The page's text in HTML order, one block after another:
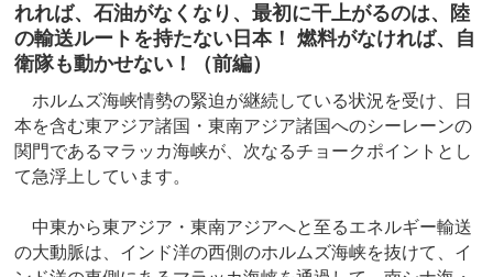
れれば、石油がなくなり、最初に干上がるのは、陸
の輸送ルートを持たない日本！ 燃料がなければ、自
衛隊も動かせない！（前編）
ホルムズ海峡情勢の緊迫が継続している状況を受け、日
本を含む東アジア諸国・東南アジア諸国へのシーレーンの
関門であるマラッカ海峡が、次なるチョークポイントとし
て急浮上しています。
中東から東アジア・東南アジアへと至るエネルギー輸送
の大動脈は、インド洋の西側のホルムズ海峡を抜けて、イ